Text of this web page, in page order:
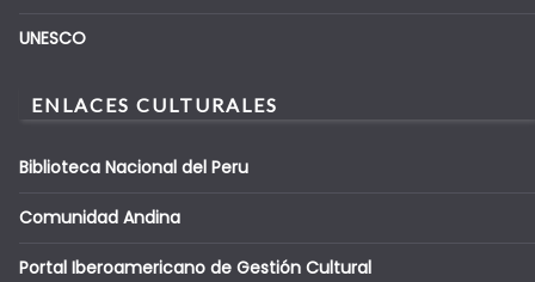
UNESCO
ENLACES CULTURALES
Biblioteca Nacional del Peru
Comunidad Andina
Portal Iberoamericano de Gestión Cultural